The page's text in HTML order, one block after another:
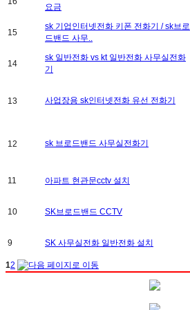
요금
15
sk 기업인터넷전화 키폰 전화기 / sk브로
드밴드 사무..
14
sk 일반전화 vs kt 일반전화 사무실전화
기
13 사업장용 sk인터넷전화 유선 전화기
12 sk 브로드밴드 사무실전화기
11 아파트 현관문cctv 설치
10 SK브로드밴드 CCTV
9 SK 사무실전화 일반전화 설치
12